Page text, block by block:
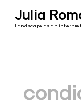
contentJulia
Landscape as an